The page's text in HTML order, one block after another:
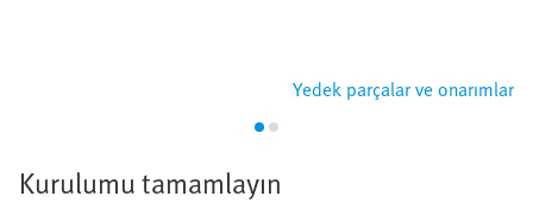
Yedek parçalar ve onarımlar
Kurulumu tamamlayın